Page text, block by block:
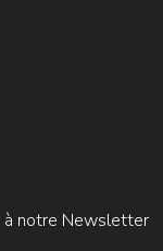
à notre Newsletter